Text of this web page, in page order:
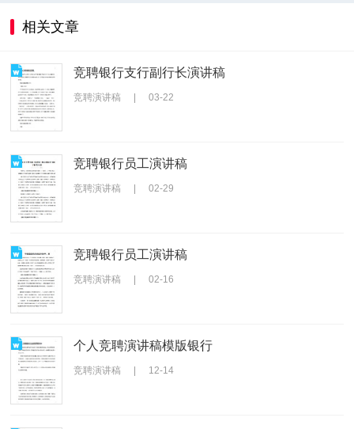
相关文章
竞聘银行支行副行长演讲稿
竞聘演讲稿 03-22
竞聘银行员工演讲稿
竞聘演讲稿 02-29
竞聘银行员工演讲稿
竞聘演讲稿 02-16
个人竞聘演讲稿模版银行
竞聘演讲稿 12-14